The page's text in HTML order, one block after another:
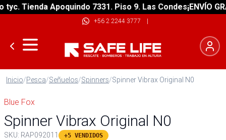
Tienda Apoquindo 7331. Piso 9. Las Condes¡ENVÍO
+56 2 2244 3777 |
Inicio/Pesca/Señuelos/Spinners/Spinner Vibrax Original N0
Blue Fox
Spinner Vibrax Original N0
SKU: RAP092011 +5 VENDIDOS